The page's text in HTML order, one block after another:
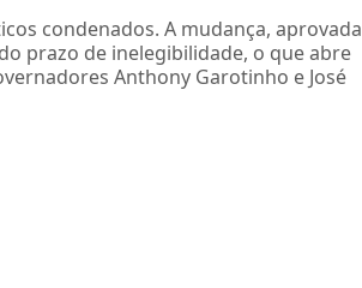
condenados. A mudança, aprovada
prazo de inelegibilidade, o que abre
Anthony Garotinho e José